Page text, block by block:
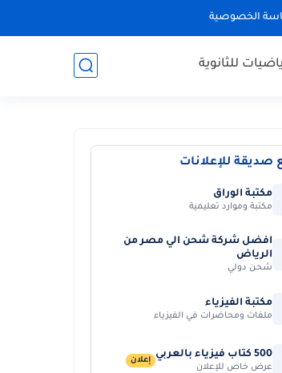
الخصوصية
للثانوية
صديقة للإعلانات
مكتبة الوراق
مكتبة وموارد تعليمية
افضل شركة شحن الي مصر من
الرياض
شحن دولي
مكتبة الفيزياء
ملفات ومحاضرات في الفيزياء
500 كتاب فيزياء بالعربي
عرض خاص للإعلان
إعلان